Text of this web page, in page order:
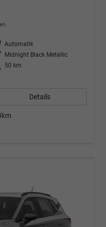
Automatik
Midnight Black Metallic
50 km
Details